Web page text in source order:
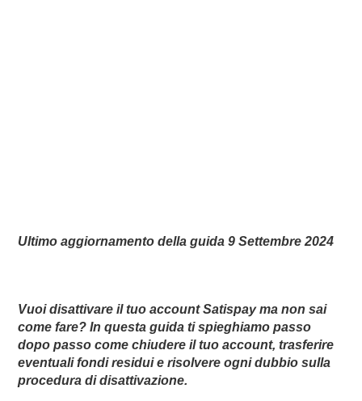
Ultimo aggiornamento della guida 9 Settembre 2024
Vuoi disattivare il tuo account Satispay ma non sai
come fare? In questa guida ti spieghiamo passo
dopo passo come chiudere il tuo account, trasferire
eventuali fondi residui e risolvere ogni dubbio sulla
procedura di disattivazione.